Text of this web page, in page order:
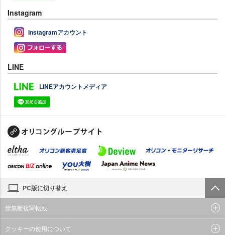
Instagram
Instagramアカウント
LINE
LINEアカウントメディア
PC版に切り替え
禁無断複写転載
クッキーの使用について